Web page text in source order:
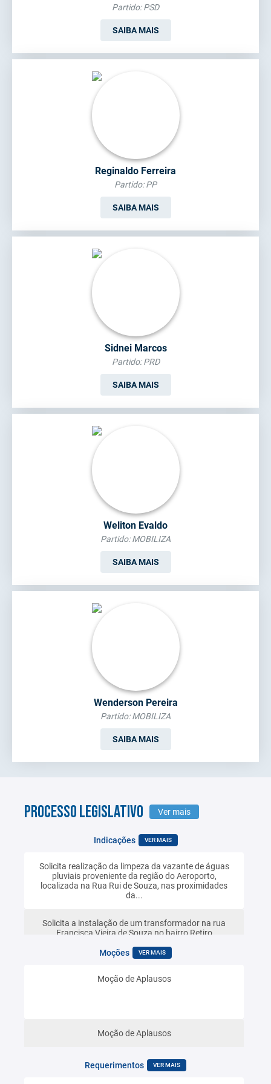
Partido: PSD
SAIBA MAIS
Reginaldo Ferreira
Partido: PP
SAIBA MAIS
Sidnei Marcos
Partido: PRD
SAIBA MAIS
Weliton Evaldo
Partido: MOBILIZA
SAIBA MAIS
Wenderson Pereira
Partido: MOBILIZA
SAIBA MAIS
PROCESSO LEGISLATIVO Ver mais
Indicações VER MAIS
Solicita realização da limpeza da vazante de águas
pluviais proveniente da região do Aeroporto,
localizada na Rua Rui de Souza, nas proximidades
da...
Solicita a instalação de um transformador na rua
Francisca Vieira de Souza no bairro Retiro
Solicita a reforma do ponto de ônibus localizado na
Solicita a instalação de uma placa de identificação no
Moções VER MAIS
Moção de Aplausos
Moção de Aplausos
Requerimentos VER MAIS